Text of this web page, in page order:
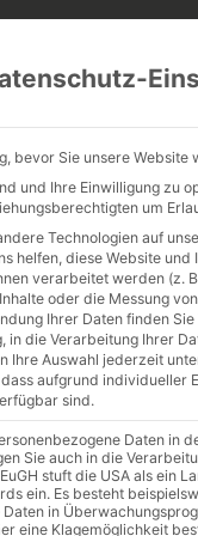
/ Rötlicher Quarzit
bevor Sie unsere Website
und Ihre Einwilligung zu
um
Technologien auf
helfen, diese Website
verarbeitet werden (z.
oder die Messung
Ihrer Daten finden
in die Verarbeitung Ihrer
Ihre Auswahl jederzeit
aufgrund individueller
sind.
Daten in
Sie auch in die
stuft die USA als ein
ein. Es besteht
in
eine Klagemöglichkeit